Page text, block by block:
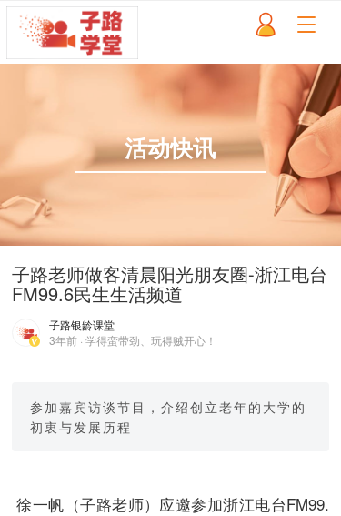
T
g
g
l
e
n
i
g
t
o
活动快讯
子路老师做客清晨阳光朋友圈-浙江电台
FM99.6民生生活频道
子路银龄课堂
3年前 · 学得蛮带劲、玩得贼开心！
参加嘉宾访谈节目，介绍创立老年的大学的
初衷与发展历程
徐一帆（子路老师）应邀参加浙江电台FM99.